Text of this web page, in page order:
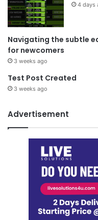
4 days
Navigating the subtle
for newcomers
3 weeks ago
Test Post Created
3 weeks ago
Advertisement